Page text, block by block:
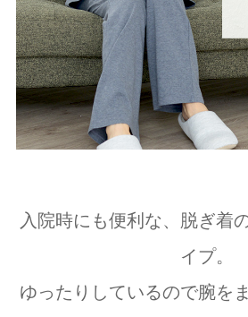
入院時にも便利な、脱ぎ着
イプ。
ゆったりしているので腕を